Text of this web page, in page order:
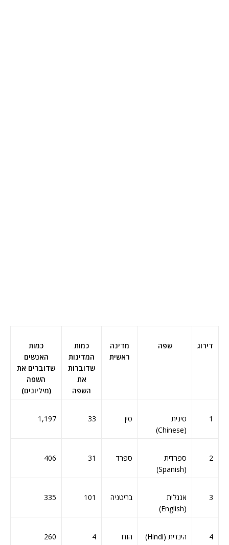
דירוג שפה
מדינה
ראשית
כמות
המדינות
שדוברות
את
השפה
כמות
האנשים
שדוברים את
השפה
(מיליונים)
1
סינית
(Chinese)
סין 33
1,197
2
ספרדית
(Spanish)
ספרד 31
406
3
אנגלית
(English)
בריטניה 101
335
4 הינדית (Hindi) הודו 4
260